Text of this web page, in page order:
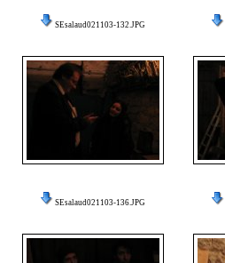
SEsalaud021103-132.JPG
SEsalaud021103-136.JPG